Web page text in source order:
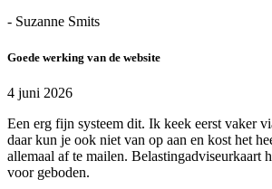
- Suzanne Smits
Goede werking van de website
4 juni 2026
Een erg fijn systeem dit. Ik keek eerst vaker
daar kun je ook niet van op aan en kost het
allemaal af te mailen. Belastingadviseurkaart
voor geboden.